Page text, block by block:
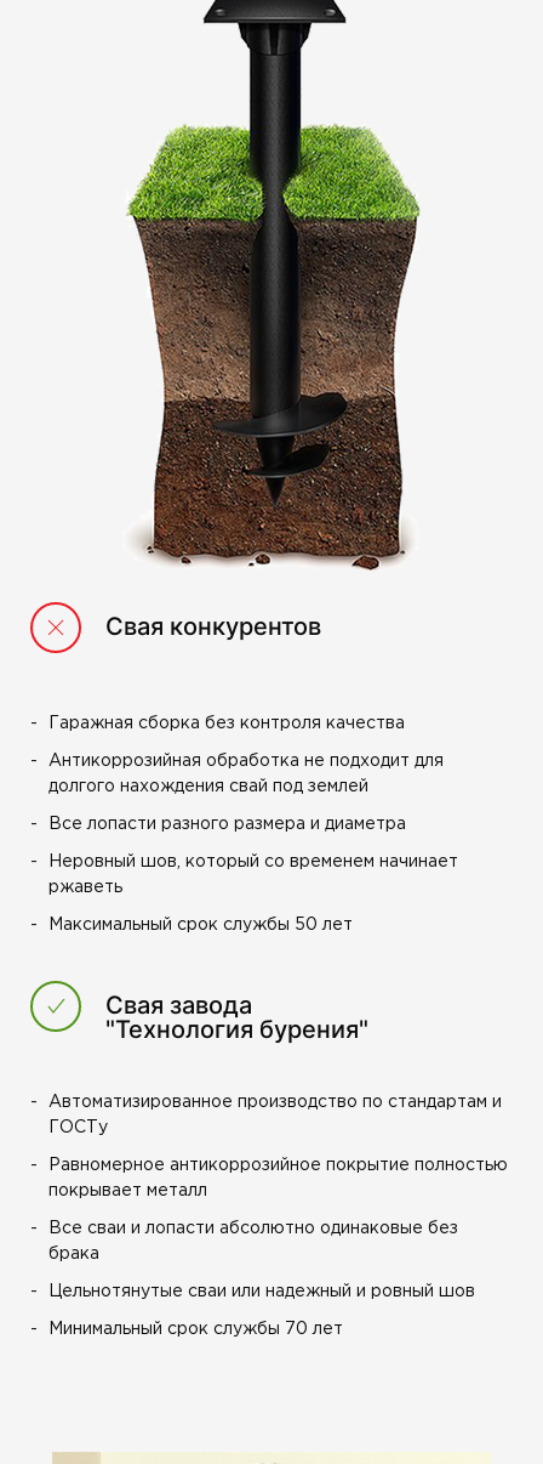
Свая конкурентов
Гаражная сборка без контроля качества
Антикоррозийная обработка не подходит для
долгого нахождения свай под землей
Все лопасти разного размера и диаметра
Неровный шов, который со временем начинает
ржаветь
Максимальный срок службы 50 лет
Свая завода
"Технология бурения"
Автоматизированное производство по стандартам и
ГОСТу
Равномерное антикоррозийное покрытие полностью
покрывает металл
Все сваи и лопасти абсолютно одинаковые без
брака
Цельнотянутые сваи или надежный и ровный шов
Минимальный срок службы 70 лет